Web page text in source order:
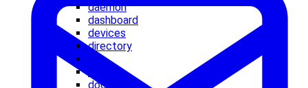
daemon
dashboard
devices
directory
dns
doctor